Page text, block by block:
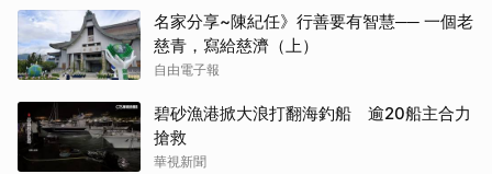
名家分享~陳紀任》行善要有智慧── 一個老
慈青，寫給慈濟（上）
自由電子報
碧砂漁港掀大浪打翻海釣船 逾20船主合力
搶救
華視新聞